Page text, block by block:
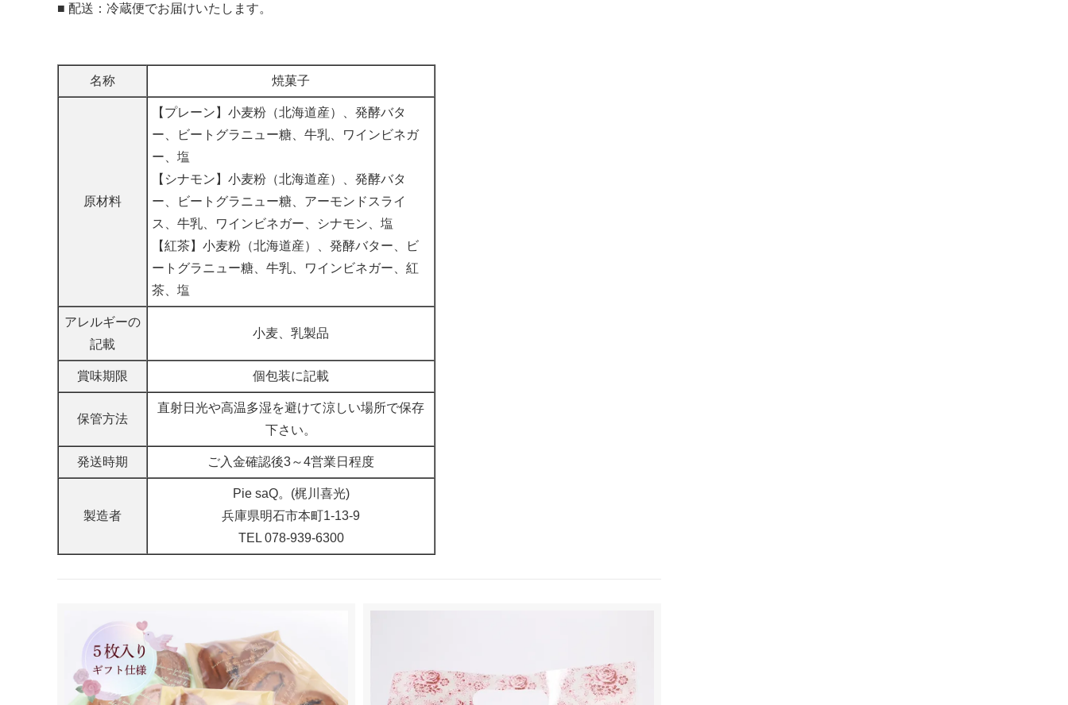
■ 配送：冷蔵便でお届けいたします。
名称 焼菓子
原材料
【プレーン】小麦粉（北海道産）、発酵バタ
ー、ビートグラニュー糖、牛乳、ワインビネガ
ー、塩
【シナモン】小麦粉（北海道産）、発酵バタ
ー、ビートグラニュー糖、アーモンドスライ
ス、牛乳、ワインビネガー、シナモン、塩
【紅茶】小麦粉（北海道産）、発酵バター、ビ
ートグラニュー糖、牛乳、ワインビネガー、紅
茶、塩
アレルギーの
記載
小麦、乳製品
賞味期限 個包装に記載
保管方法
直射日光や高温多湿を避けて涼しい場所で保存
下さい。
発送時期 ご入金確認後3～4営業日程度
製造者
Pie saQ。(梶川喜光)
兵庫県明石市本町1-13-9
TEL 078-939-6300